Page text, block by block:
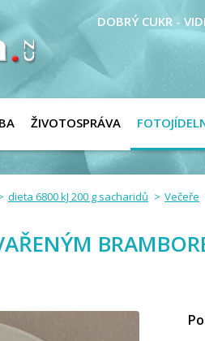
DOBRÝ CUKR -
ŽIVOTOSPRÁVA
dieta 6800 kJ 200 g sacharidů Večeře